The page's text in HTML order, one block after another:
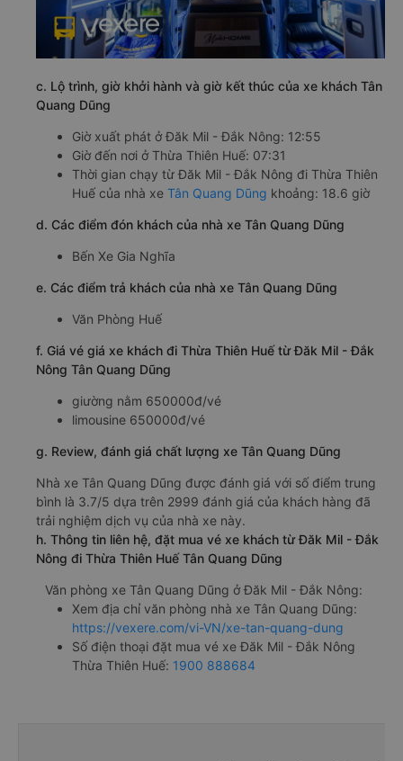
c. Lộ trình, giờ khởi hành và giờ kết thúc của xe khách Tân
Quang Dũng
Giờ xuất phát ở Đăk Mil - Đắk Nông: 12:55
Giờ đến nơi ở Thừa Thiên Huế: 07:31
Thời gian chạy từ Đăk Mil - Đắk Nông đi Thừa Thiên
Huế của nhà xe Tân Quang Dũng khoảng: 18.6 giờ
d. Các điểm đón khách của nhà xe Tân Quang Dũng
Bến Xe Gia Nghĩa
e. Các điểm trả khách của nhà xe Tân Quang Dũng
Văn Phòng Huế
f. Giá vé giá xe khách đi Thừa Thiên Huế từ Đăk Mil - Đắk
Nông Tân Quang Dũng
giường nằm 650000đ/vé
limousine 650000đ/vé
g. Review, đánh giá chất lượng xe Tân Quang Dũng
Nhà xe Tân Quang Dũng được đánh giá với số điểm trung
bình là 3.7/5 dựa trên 2999 đánh giá của khách hàng đã
trải nghiệm dịch vụ của nhà xe này.
h. Thông tin liên hệ, đặt mua vé xe khách từ Đăk Mil - Đắk
Nông đi Thừa Thiên Huế Tân Quang Dũng
Văn phòng xe Tân Quang Dũng ở Đăk Mil - Đắk Nông:
Xem địa chỉ văn phòng nhà xe Tân Quang Dũng:
https://vexere.com/vi-VN/xe-tan-quang-dung
Số điện thoại đặt mua vé xe Đăk Mil - Đắk Nông
Thừa Thiên Huế: 1900 888684